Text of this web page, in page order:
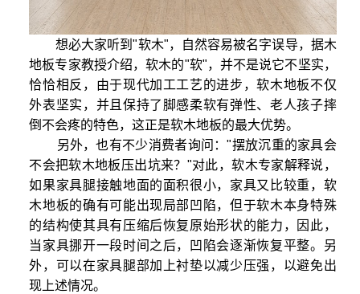
想必大家听到"软木"，自然容易被名字误导，据木
地板专家教授介绍，软木的"软"，并不是说它不坚实，
恰恰相反，由于现代加工工艺的进步，软木地板不仅
外表坚实，并且保持了脚感柔软有弹性、老人孩子摔
倒不会疼的特色，这正是软木地板的最大优势。
另外，也有不少消费者询问："摆放沉重的家具会
不会把软木地板压出坑来？"对此，软木专家解释说，
如果家具腿接触地面的面积很小，家具又比较重，软
木地板的确有可能出现局部凹陷，但于软木本身特殊
的结构使其具有压缩后恢复原始形状的能力，因此，
当家具挪开一段时间之后，凹陷会逐渐恢复平整。另
外，可以在家具腿部加上衬垫以减少压强，以避免出
现上述情况。